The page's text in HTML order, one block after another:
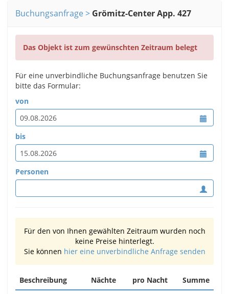
Buchungsanfrage Grömitz-Center App. 427
Das Objekt ist zum gewünschten Zeitraum belegt
Für eine unverbindliche Buchungsanfrage benutzen Sie
bitte das Formular:
von
bis
Personen
Für den von Ihnen gewählten Zeitraum wurden noch
keine Preise hinterlegt.
Sie können hier eine unverbindliche Anfrage senden
Beschreibung Nächte pro Nacht
Summe